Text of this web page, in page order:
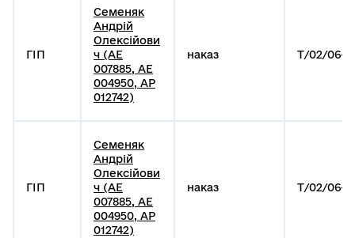
ГІП
Семеняк
Андрій
Олексійови
ч (АЕ
007885, АЕ
004950, АР
012742)
наказ Т/02/06-
ГІП
Семеняк
Андрій
Олексійови
ч (АЕ
007885, АЕ
004950, АР
012742)
наказ Т/02/06-